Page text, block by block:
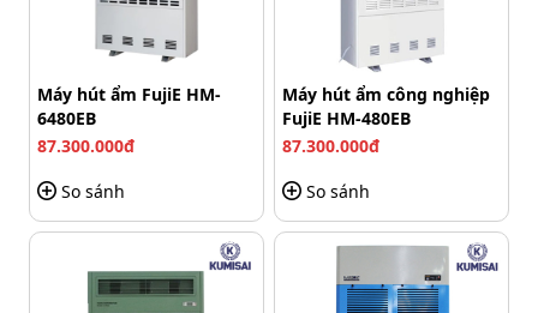
Máy hút ẩm FujiE HM-
6480EB
87.300.000đ
So sánh
Máy hút ẩm công nghiệp
FujiE HM-480EB
87.300.000đ
So sánh